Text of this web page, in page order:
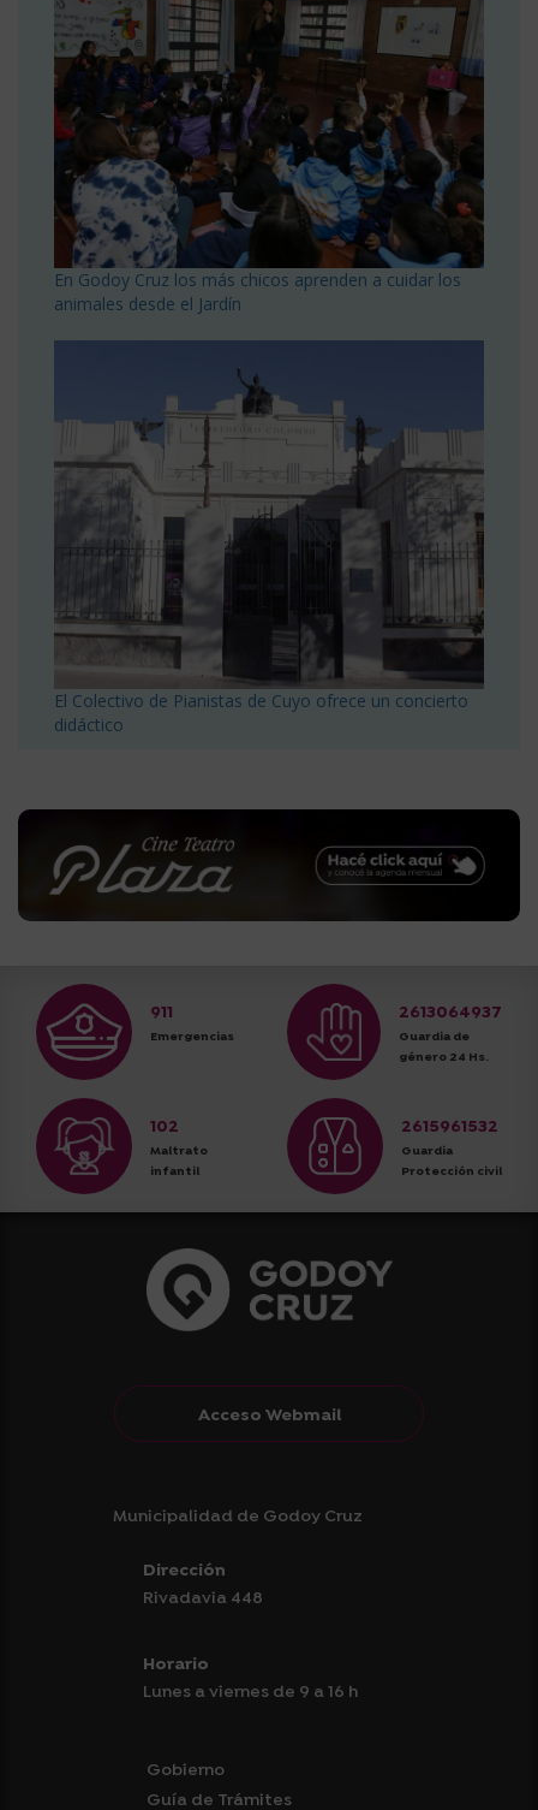
En Godoy Cruz los más chicos aprenden a cuidar los
animales desde el Jardín
El Colectivo de Pianistas de Cuyo ofrece un concierto
didáctico
911
Emergencias
2613064937
Guardia de
género 24 Hs.
102
Maltrato
infantil
2615961532
Guardia
Protección civil
Acceso Webmail
Municipalidad de Godoy Cruz
Dirección
Rivadavia 448
Horario
Lunes a viernes de 9 a 16 h
Gobierno
Guía de Trámites